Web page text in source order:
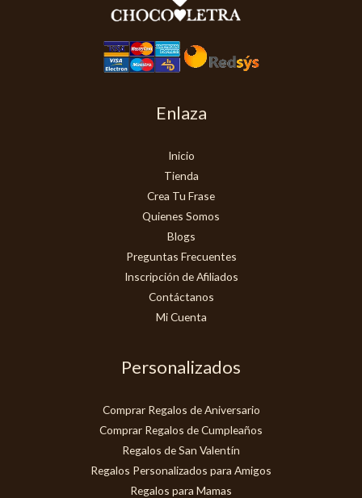
Enlaza
Inicio
Tienda
Crea Tu Frase
Quienes Somos
Blogs
Preguntas Frecuentes
Inscripción de Afiliados
Contáctanos
Mi Cuenta
Personalizados
Comprar Regalos de Aniversario
Comprar Regalos de Cumpleaños
Regalos de San Valentín
Regalos Personalizados para Amigos
Regalos para Mamas